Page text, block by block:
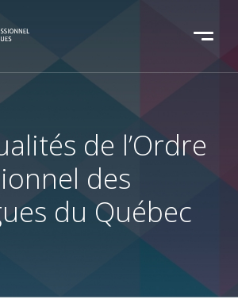
de l’Ordre
des
du Québec